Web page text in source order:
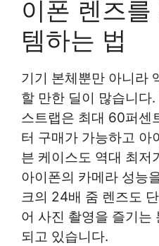
이폰 렌즈
템하는 법
기기 본체뿐만 아니라
할 만한 딜이 많습니다
스트랩은 최대 60퍼센
터 구매가 가능하고 아
븐 케이스도 역대 최저
아이폰의 카메라 성능
크의 24배 줌 렌즈도
어 사진 촬영을 즐기는
되고 있습니다.